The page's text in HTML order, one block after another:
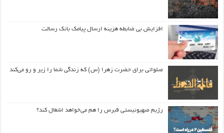
افزایش بی ضابطه هزینه ارسال پیامک بانک رسالت
صلواتی برای حضرت زهرا (س) که زندگی شما را زیر و رو می‌کند
رژیم صهیونیستی قبرس را هم می‌خواهد اشغال کند؟